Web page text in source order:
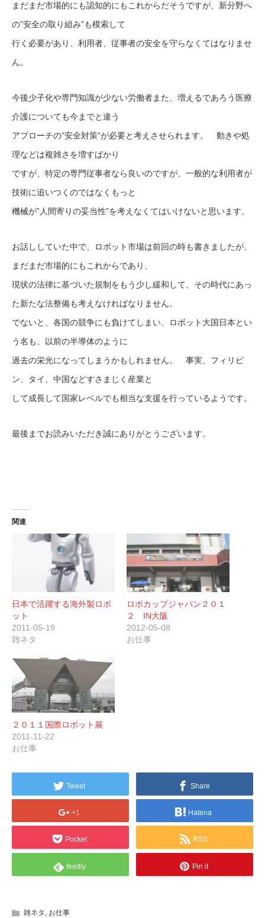
まだまだ市場的にも認知的にもこれからだそうですが、新分野へ
の”安全の取り組み”も模索して
行く必要があり、利用者、従事者の安全を守らなくてはなりませ
ん。
今後少子化や専門知識が少ない労働者また、増えるであろう医療
介護についても今までと違う
アプローチの”安全対策”が必要と考えさせられます。 動きや処
理などは複雑さを増すばかり
ですが、特定の専門従事者なら良いのですが、一般的な利用者が
技術に追いつくのではなくもっと
機械が”人間寄りの妥当性”を考えなくてはいけないと思います。
お話ししていた中で、ロボット市場は前回の時も書きましたが、
まだまだ市場的にもこれからであり、
現状の法律に基づいた規制をもう少し緩和して、その時代にあっ
た新たな法整備も考えなければなりません。
でないと、各国の競争にも負けてしまい、ロボット大国日本とい
う名も、以前の半導体のように
過去の栄光になってしまうかもしれません。 事実、フィリピ
ン、タイ、中国などすさまじく産業と
して成長して国家レベルでも相当な支援を行っているようです。
最後までお読みいただき誠にありがとうございます。
関連
日本で活躍する海外製ロボ
ット
2011-05-19
雑ネタ
ロボカップジャパン２０１
２ IN大阪
2012-05-08
お仕事
２０１１国際ロボット展
2011-11-22
お仕事
Tweet Share
+1 Hatena
Pocket RSS
feedly Pin it
雑ネタ , お仕事